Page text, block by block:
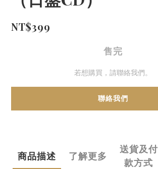
NT$399
售完
若想購買，請聯絡我們。
聯絡我們
商品描述 了解更多
送貨及付
款方式